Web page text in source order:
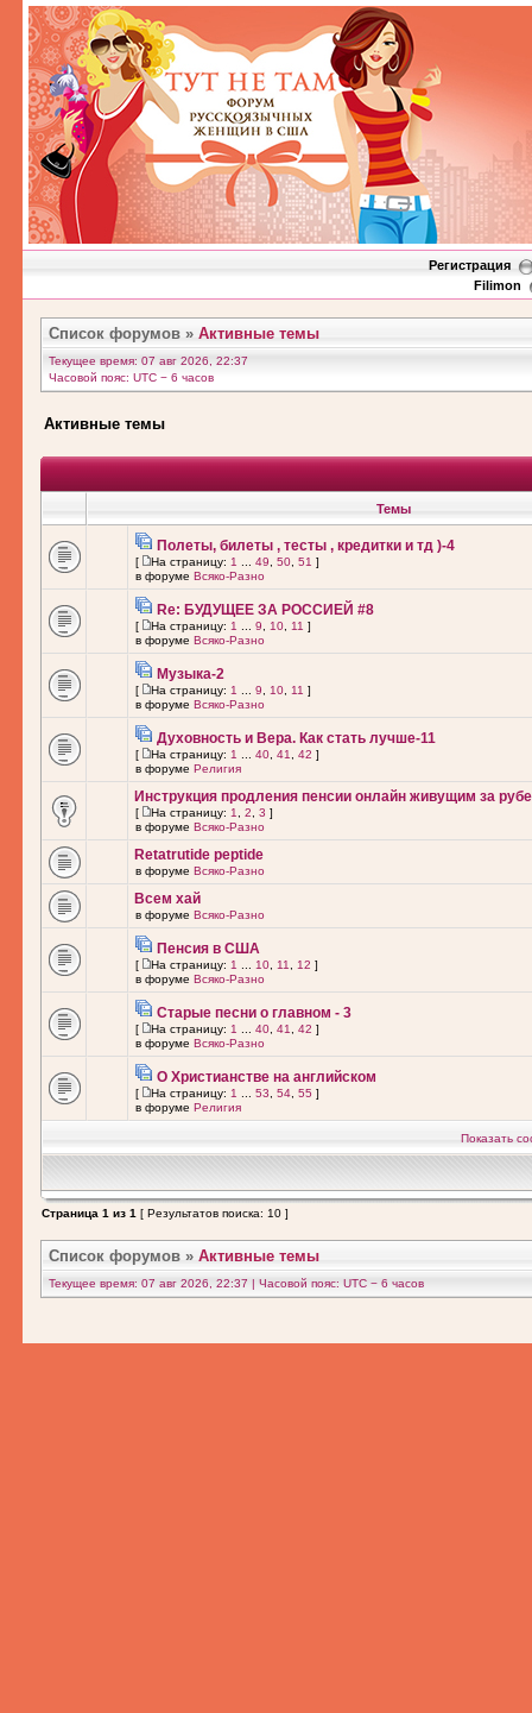
Регистрация
Filimon
Список форумов » Активные темы
Текущее время: 07 авг 2026, 22:37
Часовой пояс: UTC − 6 часов
Активные темы
Темы
Полеты, билеты , тесты , кредитки и тд )-4
[ На страницу: 1 49 50 51 ]
в форуме Всяко-Разно
Re: БУДУЩЕЕ ЗА РОССИЕЙ #8
[ На страницу: 1 9 10 11 ]
в форуме Всяко-Разно
Музыка-2
[ На страницу: 1 9 10 11 ]
в форуме Всяко-Разно
Духовность и Вера. Как стать лучше-11
[ На страницу: 1 40 41 42 ]
в форуме Религия
Инструкция продления пенсии онлайн живущим за
[ На страницу: 1 2 3 ]
в форуме Всяко-Разно
Retatrutide peptide
в форуме Всяко-Разно
Всем хай
в форуме Всяко-Разно
Пенсия в США
[ На страницу: 1 10 11 12 ]
в форуме Всяко-Разно
Старые песни о главном - 3
[ На страницу: 1 40 41 42 ]
в форуме Всяко-Разно
О Христианстве на английском
[ На страницу: 1 53 54 55 ]
в форуме Религия
Показать
Страница 1 из 1 [ Результатов поиска: 10 ]
Список форумов » Активные темы
Текущее время: 07 авг 2026, 22:37 | Часовой пояс: UTC − 6 часов